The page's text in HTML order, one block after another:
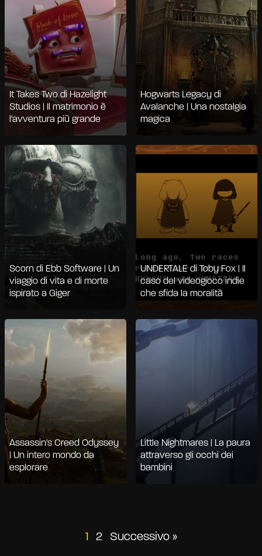
It Takes Two di Hazelight
Studios | Il matrimonio è
l'avventura più grande
Hogwarts Legacy di
Avalanche | Una nostalgia
magica
Scorn di Ebb Software | Un
viaggio di vita e di morte
ispirato a Giger
UNDERTALE di Toby Fox | Il
caso del videogioco indie
che sfida la moralità
Assassin's Creed Odyssey
| Un intero mondo da
esplorare
Little Nightmares | La paura
attraverso gli occhi dei
bambini
Paginazione
1 2 Successivo »